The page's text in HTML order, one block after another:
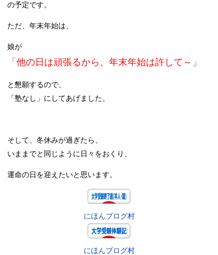
の予定です。
ただ、年末年始は、
娘が
「他の日は頑張るから、年末年始は許して～」
と懇願するので、
「塾なし」にしてあげました。
そして、冬休みが過ぎたら、
いままでと同じように日々をおくり、
運命の日を迎えたいと思います。
にほんブログ村
にほんブログ村